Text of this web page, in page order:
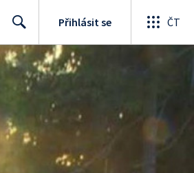
Search
Přihlásit se ČT